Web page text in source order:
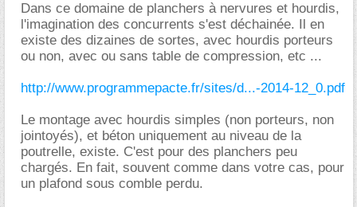
Dans ce domaine de planchers à nervures et hourdis,
l'imagination des concurrents s'est déchainée. Il en
existe des dizaines de sortes, avec hourdis porteurs
ou non, avec ou sans table de compression, etc ...
http://www.programmepacte.fr/sites/d...-2014-12_0.pdf
Le montage avec hourdis simples (non porteurs, non
jointoyés), et béton uniquement au niveau de la
poutrelle, existe. C'est pour des planchers peu
chargés. En fait, souvent comme dans votre cas, pour
un plafond sous comble perdu.